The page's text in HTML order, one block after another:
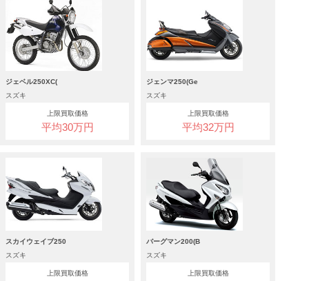
ジェベル250XC(
スズキ
上限買取価格
平均30万円
ジェンマ250(Ge
スズキ
上限買取価格
平均32万円
スカイウェイブ250
スズキ
上限買取価格
バーグマン200(B
スズキ
上限買取価格